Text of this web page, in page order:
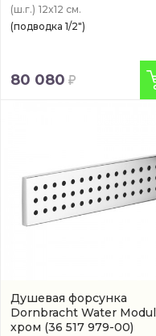
(ш.г.) 12x12 см.
(подводка 1/2")
80 080
Душевая форсунка
Dornbracht Water
хром (36 517 979-00)